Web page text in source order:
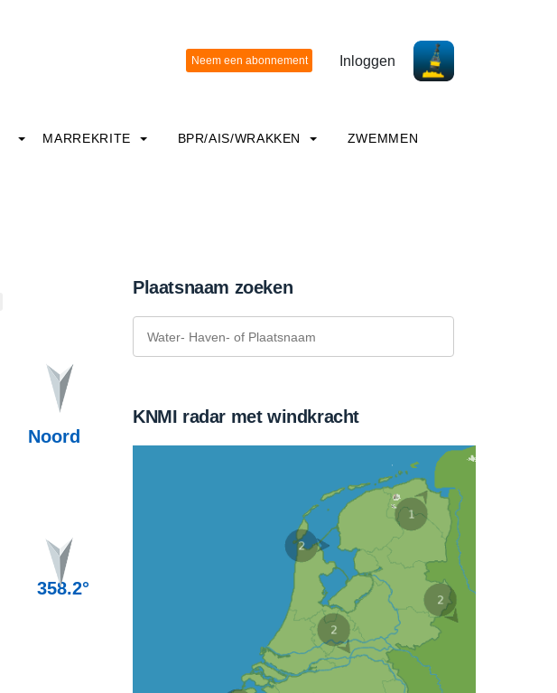
Inloggen
MARREKRITE BPR/AIS/WRAKKEN ZWEMMEN
Noord
358.2°
Plaatsnaam zoeken
KNMI radar met windkracht